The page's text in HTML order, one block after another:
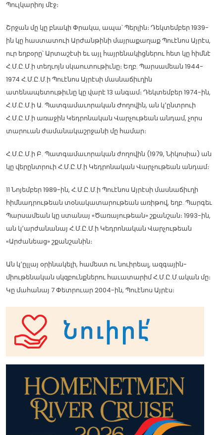
Պուլկարիոյ մէջ։
Շրջան մը կը բնակի Փրակա, ապա՝ Պերլին։ Դեկտեմբեր 1939-
ին կը հաստատուի Արժանթինի մայրաքաղաք Պուէնոս Այրէս,
ուր եղբօրը՝ Արտաշէսի եւ այլ հայրենակիցներու հետ կը հիմնէ
Հ.Մ.Ը.Մ.ի տեղւոյն սկաուտութիւնը։ Եղբ. Պարսամեան 1944-
1974 Հ.Մ.Ը.Մ.ի Պուէնոս Այրէսի մասնաճիւղին
ատենապետութիւնը կը վարէ 13 անգամ։ Դեկտեմբեր 1974-ին,
Հ.Մ.Ը.Մ.ի Ա. Պատգամաւորական Ժողովին, ան կ՚ընտրուի
Հ.Մ.Ը.Մ.ի առաջին Կեդրոնական Վարչութեան անդամ, չորս
տարուան ժամանակաշրջանի մը համար։
Հ.Մ.Ը.Մ.ի Բ. Պատգամաւորական ժողովին (1979, Նիկոսիա) ան
կը վերընտրուի Հ.Մ.Ը.Մ.ի Կեդրոնական Վարչութեան անդամ։
11 Նոյեմբեր 1989-ին, Հ.Մ.Ը.Մ.ի Պուէնոս Այրէսի մասնաճիւղի
հիմնադրութեան տօնակատարութեան առիթով, եղբ. Պարգեւ
Պարսամեան կը ստանայ «Ծառայութեան» շքանշան։ 1993-ին,
ան կ՚արժանանայ Հ.Մ.Ը.Մ.ի Կեդրոնական Վարչութեան
«Արժանեաց» շքանշանին։
Ան կ՚ըլլայ օրինակելի, համեստ ու նուիրեալ, ազգային-
միութենական սկզբունքներու հաւատարիմ Հ.Մ.Ը.Մ.ական մը։
Կը մահանայ 7 Փետրուար 2004-ին, Պուէնոս Այրէս։